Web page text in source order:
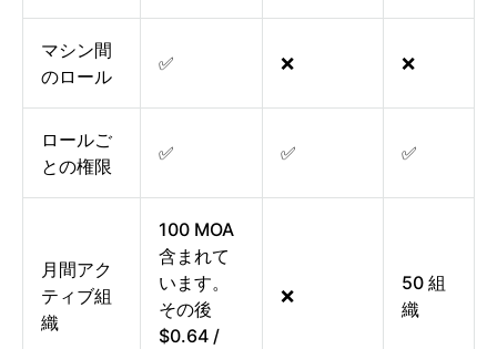
マシン間
のロール
✅ ❌ ❌
ロールご
との権限
✅ ✅ ✅
月間アク
ティブ組
織
100 MOA
含まれて
います。
その後
$0.64 /
❌
50 組
織